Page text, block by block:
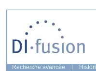
Recherche avancée